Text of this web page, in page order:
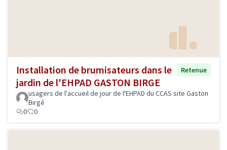
Installation de brumisateurs dans le
jardin de l'EHPAD GASTON BIRGE
Retenue
usagers de l'accueil de jour de l'EHPAD du CCAS site Gaston
Birgé
0
0